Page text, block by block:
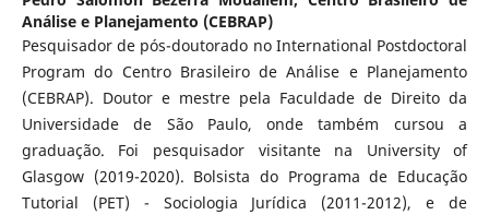
Análise e Planejamento (CEBRAP)
Pesquisador de pós-doutorado no International Postdoctoral
Program do Centro Brasileiro de Análise e Planejamento
(CEBRAP). Doutor e mestre pela Faculdade de Direito da
Universidade de São Paulo, onde também cursou a
graduação. Foi pesquisador visitante na University of
Glasgow (2019-2020). Bolsista do Programa de Educação
Tutorial (PET) - Sociologia Jurídica (2011-2012), e de